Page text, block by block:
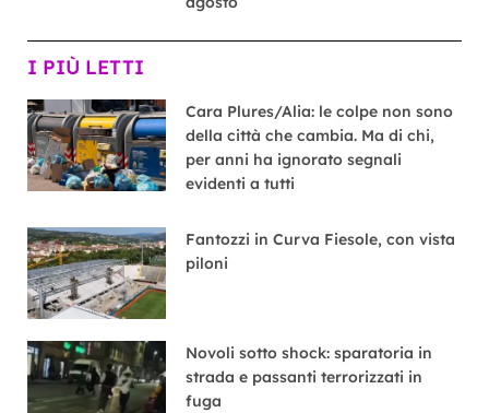
I PIÙ LETTI
Cara Plures/Alia: le colpe non sono
della città che cambia. Ma di chi,
per anni ha ignorato segnali
evidenti a tutti
Fantozzi in Curva Fiesole, con vista
piloni
Novoli sotto shock: sparatoria in
strada e passanti terrorizzati in
fuga